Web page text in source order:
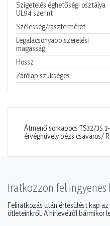
Szigetelés éghetőségi osztálya
UL94 szerint
Szélesség/raszterméret
Legalacsonyabb szerelési
magasság
Hossz
Zárólap szükséges
Átmenő sorkapocs TS32/35
érvéghüvely bézs csavaros/
Iratkozzon fel
Feliratkozás után értesülést kap
ötleteinkről. A hírlevélről bármikor